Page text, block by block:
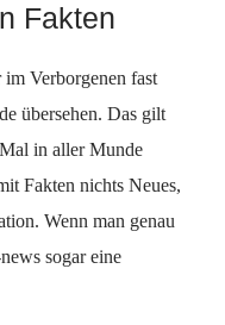
Fakten
Verborgenen fast
übersehen. Das gilt
in aller Munde
Fakten nichts Neues,
Wenn man genau
sogar eine